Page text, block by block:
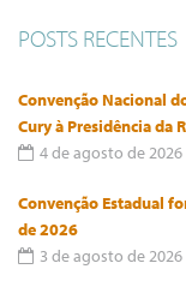
POSTS RECENTES
Convenção Nacional
Cury à Presidência da
4 de agosto de 2026
Convenção Estadual
de 2026
3 de agosto de 2026